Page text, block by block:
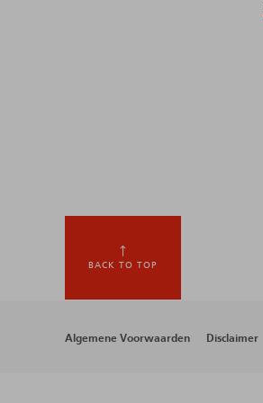
BACK TO TOP
Footer
Algemene Voorwaarden Disclaimer